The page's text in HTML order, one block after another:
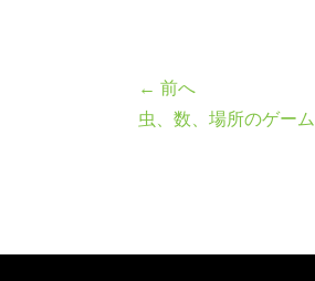
← 前へ
虫、数、場所のゲーム